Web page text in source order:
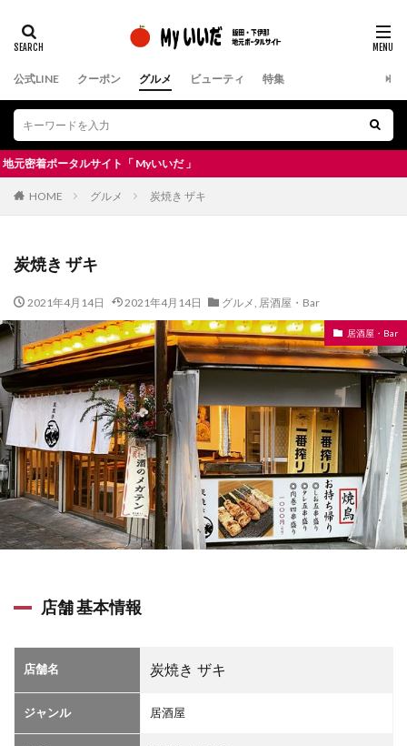
公式LINE クーポン グルメ ビューティ 特集
ポータルサイト「 Myいいだ 」
HOME グルメ 炭焼き ザキ
炭焼き ザキ
2021年4月14日 2021年4月14日 グルメ, 居酒屋・Bar
居酒屋・Bar
店舗 基本情報
店舗名 炭焼き ザキ
ジャンル 居酒屋